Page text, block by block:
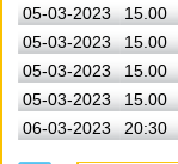
05-03-2023
15.00
05-03-2023
15.00
05-03-2023
15.00
05-03-2023
15.00
06-03-2023
20:30